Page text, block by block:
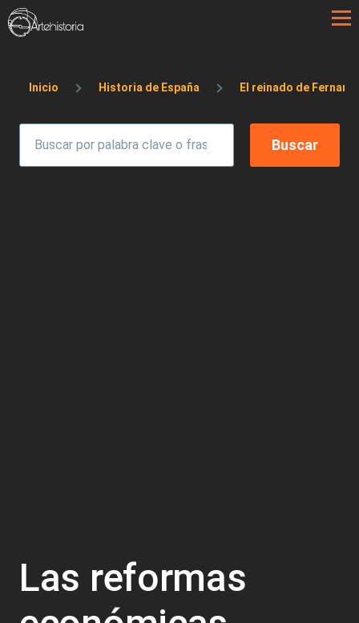
Pasar al contenido principal
Sobrescribir enlaces de ayuda a la
Inicio Historia de España El reinado de
Las reformas